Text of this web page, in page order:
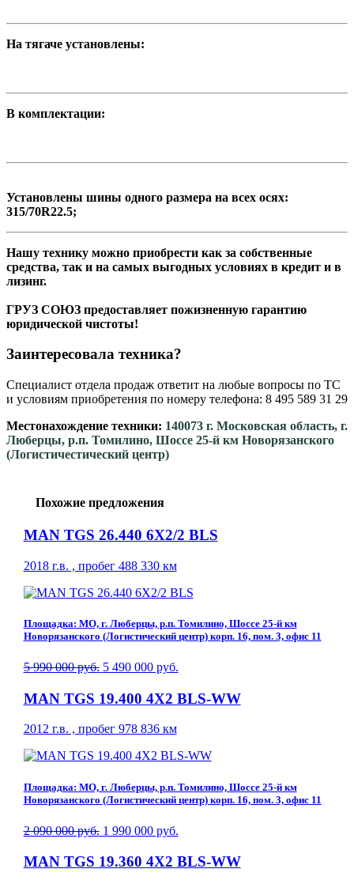
На тягаче установлены:
В комплектации:
Установлены шины одного размера на всех осях:
315/70R22.5;
Нашу технику можно приобрести как за собственные
средства, так и на самых выгодных условиях в кредит и в
лизинг.
ГРУЗ СОЮЗ предоставляет пожизненную гарантию
юридической чистоты!
Заинтересовала техника?
Специалист отдела продаж ответит на любые вопросы по ТС
и условиям приобретения по номеру телефона: 8 495 589 31 29
Местонахождение техники: 140073 г. Московская область, г.
Люберцы, р.п. Томилино, Шоссе 25-й км Новорязанского
(Логистичестический центр)
Похожие предложения
MAN TGS 26.440 6X2/2 BLS
2018 г.в. , пробег 488 330 км
Площадка: МО, г. Люберцы, р.п. Томилино, Шоссе 25-й км
Новорязанского (Логистический центр) корп. 16, пом. 3, офис 11
5 990 000 руб. 5 490 000 руб.
MAN TGS 19.400 4X2 BLS-WW
2012 г.в. , пробег 978 836 км
Площадка: МО, г. Люберцы, р.п. Томилино, Шоссе 25-й км
Новорязанского (Логистический центр) корп. 16, пом. 3, офис 11
2 090 000 руб. 1 990 000 руб.
MAN TGS 19.360 4X2 BLS-WW